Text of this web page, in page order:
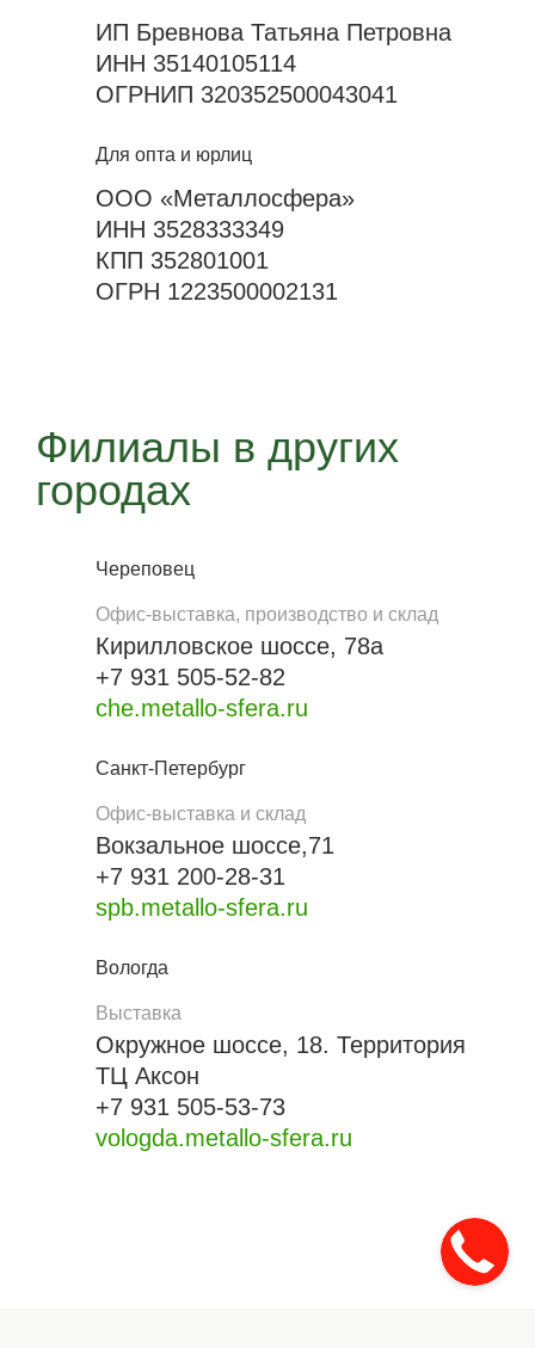
ИП Бревнова Татьяна Петровна
ИНН 35140105114
ОГРНИП 320352500043041
Для опта и юрлиц
ООО «Металлосфера»
ИНН 3528333349
КПП 352801001
ОГРН 1223500002131
Филиалы в других
городах
Череповец
Офис-выставка, производство и склад
Кирилловское шоссе, 78а
+7 931 505-52-82
che.metallo-sfera.ru
Санкт-Петербург
Офис-выставка и склад
Вокзальное шоссе,71
+7 931 200-28-31
spb.metallo-sfera.ru
Вологда
Выставка
Окружное шоссе, 18. Территория
ТЦ Аксон
+7 931 505-53-73
vologda.metallo-sfera.ru